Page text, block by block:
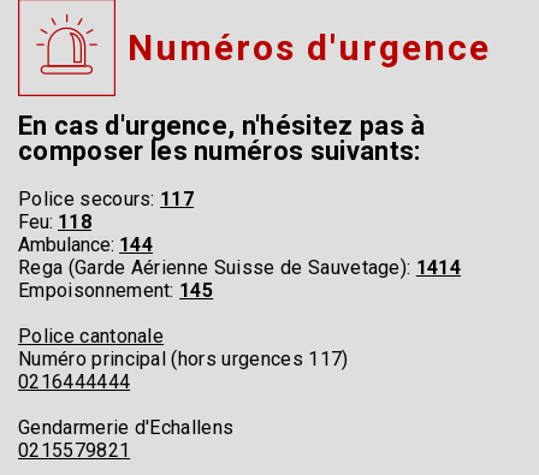
Numéros d'urgence
En cas d'urgence, n'hésitez pas à
composer les numéros suivants:
Police secours: 117
Feu: 118
Ambulance: 144
Rega (Garde Aérienne Suisse de Sauvetage): 1414
Empoisonnement: 145
Police cantonale
Numéro principal (hors urgences 117)
0216444444
Gendarmerie d'Echallens
0215579821